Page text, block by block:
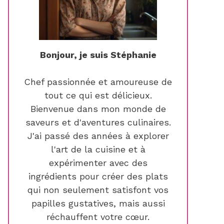
Bonjour, je suis Stéphanie
Chef passionnée et amoureuse de
tout ce qui est délicieux.
Bienvenue dans mon monde de
saveurs et d'aventures culinaires.
J'ai passé des années à explorer
l'art de la cuisine et à
expérimenter avec des
ingrédients pour créer des plats
qui non seulement satisfont vos
papilles gustatives, mais aussi
réchauffent votre cœur.